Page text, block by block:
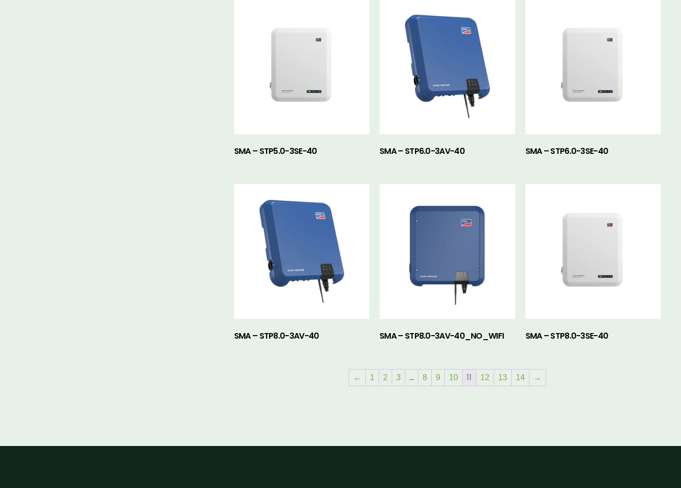
SMA – STP5.0-3SE-40 SMA – STP6.0-3AV-40 SMA – STP6.0-3SE-40
SMA – STP8.0-3AV-40 SMA – STP8.0-3AV-40_NO_WIFI SMA – STP8.0-3SE-40
← 1 2 3 … 8 9 10 11 12 13 14 →